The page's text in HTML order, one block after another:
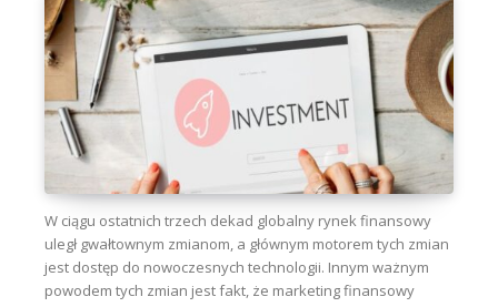
W ciągu ostatnich trzech dekad globalny rynek finansowy
uległ gwałtownym zmianom, a głównym motorem tych zmian
jest dostęp do nowoczesnych technologii. Innym ważnym
powodem tych zmian jest fakt, że marketing finansowy